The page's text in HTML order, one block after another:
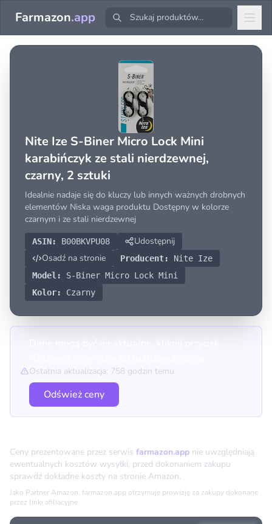
Farmazon.app
Nite Ize S-Biner Micro Lock Mini
karabińczyk ze stali nierdzewnej,
czarny, 2 sztuki
Idealnie nadaje się do kluczy lub innych ważnych drobnych
elementów Niska waga produktu Dostępny w kolorze
czarnym i ze stali nierdzewnej
ASIN: B00BKVPU08
Udostępnij
Osadź na stronie
Producent:
Nite Ize
Model:
S-Biner Micro Lock Mini
Kolor:
Czarny
Ostatnia aktualizacja: 758 godzin temu
Odśwież ceny
Ceny prezentowane przez serwis farmazon.app nie uwzględniają
ewentualnych kosztów wysyłki, przed dokonaniem zakupu
sprawdź dokładne koszty na stronie Amazon.
Jako Partner Amazon, farmazon.app otrzymuje prowizję za zakupy dokonane
przez linki afiliacyjne.